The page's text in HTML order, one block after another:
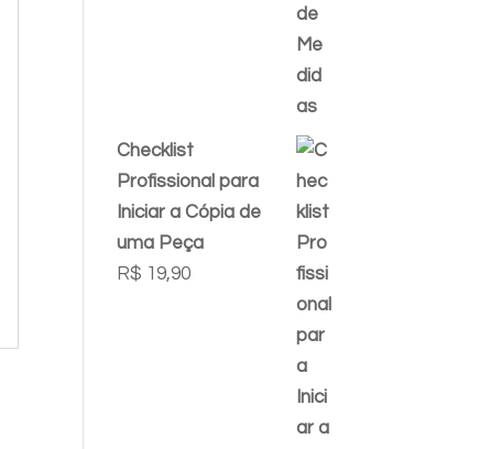
Checklist
Profissional para
Iniciar a Cópia de
uma Peça
R$ 19,90